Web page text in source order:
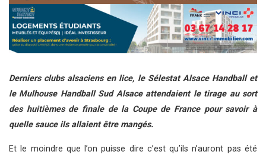
Derniers clubs alsaciens en lice, le Sélestat Alsace Handball et
le Mulhouse Handball Sud Alsace attendaient le tirage au sort
des huitièmes de finale de la Coupe de France pour savoir à
quelle sauce ils allaient être mangés.
Et le moindre que l’on puisse dire c’est qu’ils n’auront pas été